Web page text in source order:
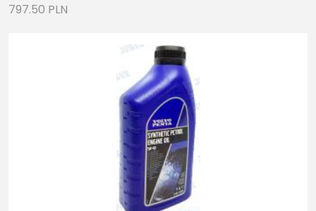
797.50 PLN